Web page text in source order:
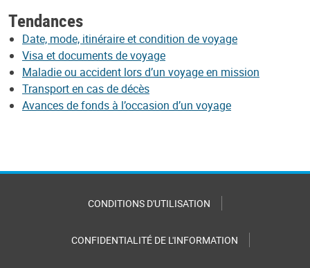
Tendances
Date, mode, itinéraire et condition de voyage
Visa et documents de voyage
Maladie ou accident lors d’un voyage en mission
Transport en cas de décès
Avances de fonds à l’occasion d’un voyage
CONDITIONS D'UTILISATION
CONFIDENTIALITÉ DE L'INFORMATION